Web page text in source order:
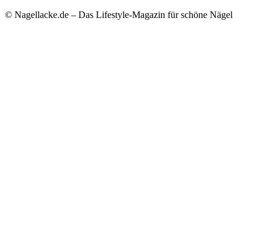
© Nagellacke.de – Das Lifestyle-Magazin für schöne Nägel